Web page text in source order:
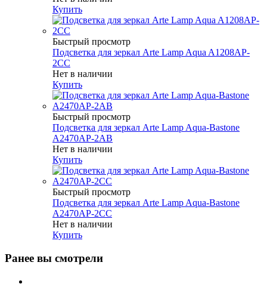
Купить
Быстрый просмотр
Подсветка для зеркал Arte Lamp Aqua A1208AP-
2CC
Нет в наличии
Купить
Быстрый просмотр
Подсветка для зеркал Arte Lamp Aqua-Bastone
A2470AP-2AB
Нет в наличии
Купить
Быстрый просмотр
Подсветка для зеркал Arte Lamp Aqua-Bastone
A2470AP-2CC
Нет в наличии
Купить
Ранее вы смотрели